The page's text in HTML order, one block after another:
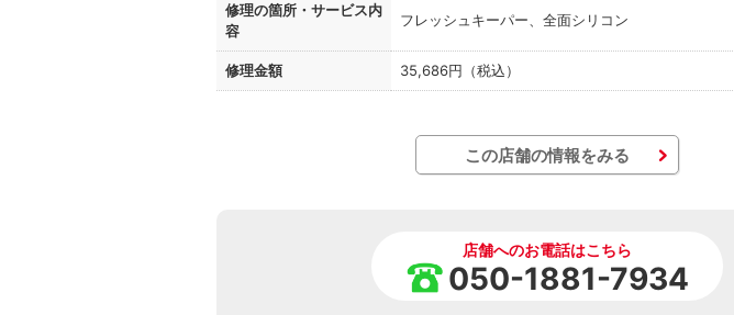
修理の箇所・ サービス内
容
フレッシュキーパー、全面シリコン
修理金額 35,686円（税込）
この店舗の情報をみる
店舗へのお電話はこちら
050-1881-7934